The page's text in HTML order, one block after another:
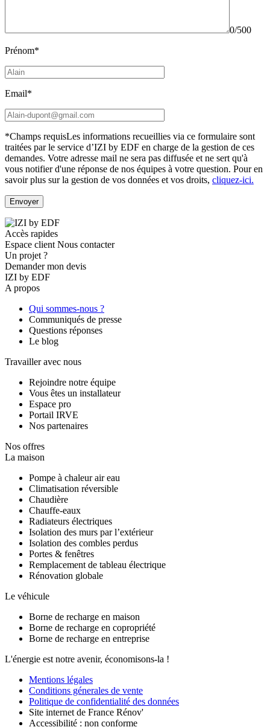
0/500
Prénom*
Email*
*Champs requisLes informations recueillies via ce formulaire sont
traitées par le service d’IZI by EDF en charge de la gestion de ces
demandes. Votre adresse mail ne sera pas diffusée et ne sert qu'à
vous notifier d'une réponse de nos équipes à votre question. Pour en
savoir plus sur la gestion de vos données et vos droits, cliquez-ici.
Accès rapides
Espace client Nous contacter
Un projet ?
Demander mon devis
IZI by EDF
A propos
Qui sommes-nous ?
Communiqués de presse
Questions réponses
Le blog
Travailler avec nous
Rejoindre notre équipe
Vous êtes un installateur
Espace pro
Portail IRVE
Nos partenaires
Nos offres
La maison
Pompe à chaleur air eau
Climatisation réversible
Chaudière
Chauffe-eaux
Radiateurs électriques
Isolation des murs par l’extérieur
Isolation des combles perdus
Portes & fenêtres
Remplacement de tableau électrique
Rénovation globale
Le véhicule
Borne de recharge en maison
Borne de recharge en copropriété
Borne de recharge en entreprise
L'énergie est notre avenir, économisons-la !
Mentions légales
Conditions génerales de vente
Politique de confidentialité des données
Site internet de France Rénov'
Accessibilité : non conforme